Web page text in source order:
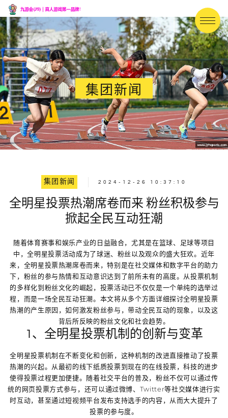
集团新闻
集团新闻 2024-12-26 10:37:10
全明星投票热潮席卷而来 粉丝积极参与
掀起全民互动狂潮
随着体育赛事和娱乐产业的日益融合，尤其是在篮球、足球等项目
中，全明星投票活动成为了球迷、粉丝以及观众的盛大狂欢。近年
来，全明星投票热潮席卷而来，特别是在社交媒体和数字平台的助力
下，粉丝的参与热情和互动意识达到了前所未有的高度。从投票机制
的多样化到粉丝文化的崛起，投票活动已不仅仅是一个单纯的选举过
程，而是一场全民互动狂潮。本文将从多个方面详细探讨全明星投票
热潮的产生原因，如何激发粉丝参与，带动全民互动的现象，以及这
背后所反映的粉丝文化和社会趋势。
1、全明星投票机制的创新与变革
全明星投票机制在不断变化和创新，这种机制的改进直接推动了投票
热潮的兴起。从最初的线下纸质投票到现在的在线投票，科技的进步
使得投票过程更加便捷。随着社交平台的普及，粉丝不仅可以通过传
统的网页投票方式参与，还可以通过微博、Twitter等社交媒体进行实
时互动，甚至通过短视频平台发布支持选手的内容，从而大大提升了
投票的参与度。